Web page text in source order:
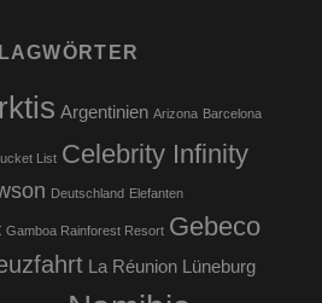
Argentinien Arizona Barcelona
List Celebrity Infinity
Deutschland Elefanten
Gamboa Rainforest Resort Gebeco
La Réunion Lüneburg